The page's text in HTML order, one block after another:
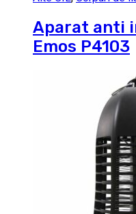
Aparat anti
Emos P4103